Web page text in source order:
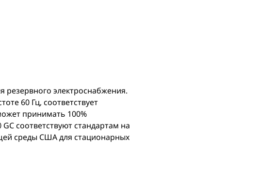
резервного электроснабжения.
60 Гц, соответствует
принимать 100%
соответствуют стандартам на
среды США для стационарных